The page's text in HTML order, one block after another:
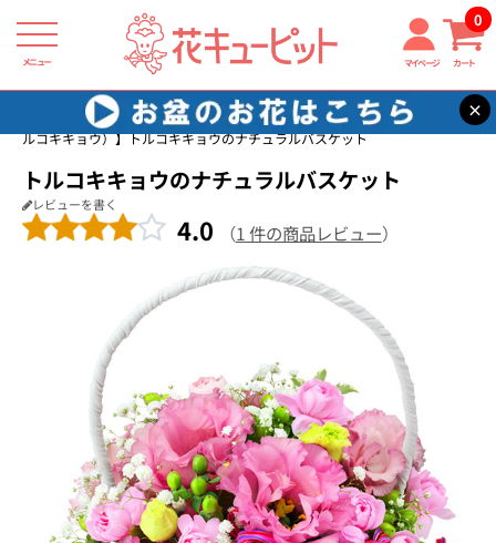
メニュー マイページ カート
0
×
花キューピット 8月の誕生花（トルコキキョウ）
【8月の誕生花（ト
ルコキキョウ）】トルコキキョウのナチュラルバスケット
トルコキキョウのナチュラルバスケット
レビューを書く
4.0 （1 件の商品レビュー）